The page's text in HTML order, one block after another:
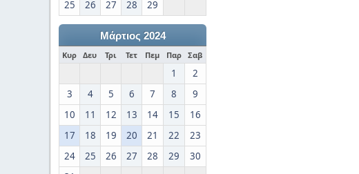
25
26 27 28 29
Μάρτιος 2024
Κυρ Δευ Τρι Τετ Πεμ Παρ Σαβ
1
2
3
4 5 6 7 8
9
10
11 12 13 14 15
16
17
18 19 20 21 22
23
24
25 26 27 28 29
30